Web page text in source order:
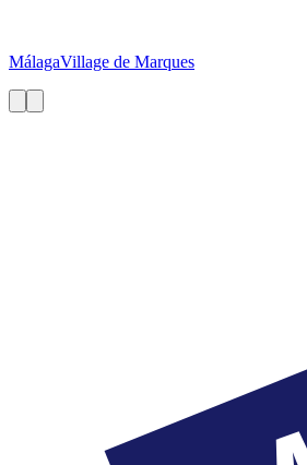
MálagaVillage de Marques